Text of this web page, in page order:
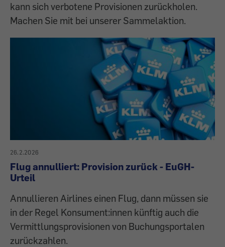
kann sich verbotene Provisionen zurückholen.
Machen Sie mit bei unserer Sammelaktion.
26.2.2026
Flug annulliert: Provision zurück - EuGH-
Urteil
Annullieren Airlines einen Flug, dann müssen sie
in der Regel Konsument:innen künftig auch die
Vermittlungsprovisionen von Buchungsportalen
zurückzahlen.